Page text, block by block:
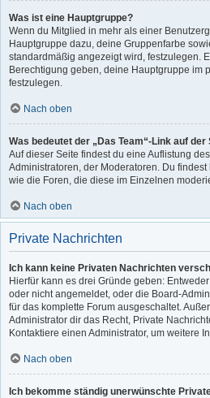
Was ist eine Hauptgruppe?
Wenn du Mitglied in mehr als einer
Hauptgruppe dazu, deine Gruppenfarbe
standardmäßig angezeigt wird, festzulegen.
Berechtigung geben, deine Hauptgruppe im
festzulegen.
Nach oben
Was bedeutet der „Das Team“-Link auf
Auf dieser Seite findest du eine Auflistung
Administratoren, der Moderatoren. Du
wie die Foren, die diese im Einzelnen
Nach oben
Private Nachrichten
Ich kann keine Privaten Nachrichten
Hierfür kann es drei Gründe geben:
oder nicht angemeldet, oder die Board-
für das komplette Forum ausgeschaltet.
Administrator dir das Recht, Private
Kontaktiere einen Administrator, um weitere
Nach oben
Ich bekomme ständig unerwünschte